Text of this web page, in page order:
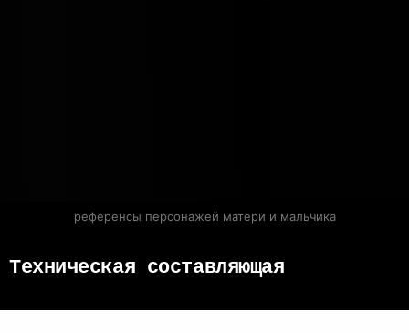
референсы персонажей матери и мальчика
Техническая составляющая